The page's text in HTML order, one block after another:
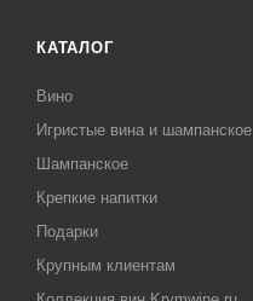
КАТАЛОГ
Вино
Игристые вина и шампанское
Шампанское
Крепкие напитки
Подарки
Крупным клиентам